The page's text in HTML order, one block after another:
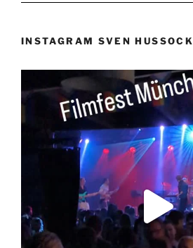
INSTAGRAM SVEN HUSSOCK